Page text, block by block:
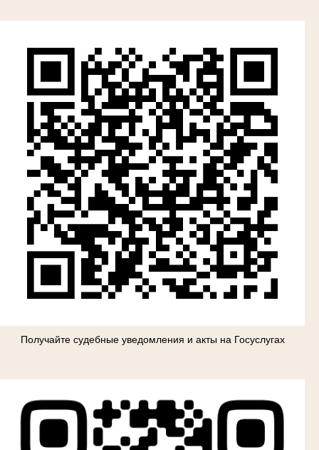
Получайте судебные уведомления и акты на Госуслугах